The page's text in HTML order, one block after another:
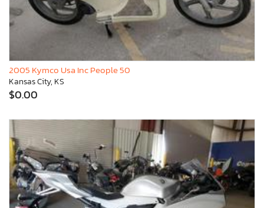
2005 Kymco Usa Inc People 50
Kansas City, KS
$0.00